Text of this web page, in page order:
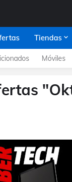
Tiendas
Móviles